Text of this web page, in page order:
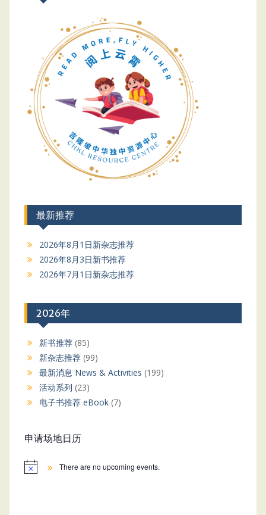
最新推荐
2026年8月1日新杂志推荐
2026年8月3日新书推荐
2026年7月1日新杂志推荐
2026年
新书推荐(85)
新杂志推荐(99)
最新消息 News & Activities (199)
活动系列 (23)
电子书推荐 eBook(7)
申请场地日历
There are no upcoming events.